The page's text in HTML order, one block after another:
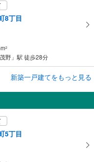
8丁目
2
野」駅 徒歩28分
野町稲辺
野」駅 徒歩34分
新築一戸建てをもっと見る
5丁目